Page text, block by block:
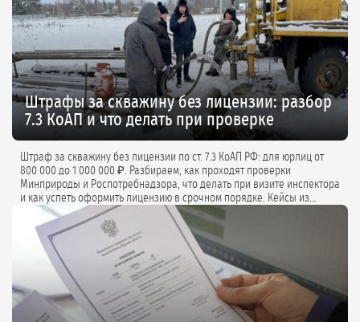
Штрафы за скважину без лицензии: разбор
7.3 КоАП и что делать при проверке
Штраф за скважину без лицензии по ст. 7.3 КоАП РФ: для юрлиц от
800 000 до 1 000 000 ₽. Разбираем, как проходят проверки
Минприроды и Роспотребнадзора, что делать при визите инспектора
и как успеть оформить лицензию в срочном порядке. Кейсы из
практики и советы экспертов.